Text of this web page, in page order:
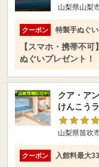
山梨県山梨
クーポン 特製手ぬぐ
【スマホ・携帯不
ぬぐいプレゼント！
クア・ア
けんこうラ
山梨県笛吹
クーポン 入館料最大